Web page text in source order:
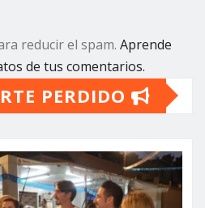
reducir el spam. Aprende
de tus comentarios.
PERDIDO